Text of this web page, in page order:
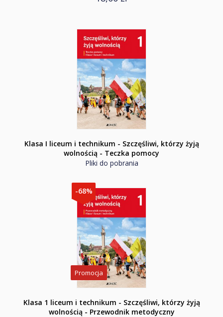
Klasa I liceum i technikum - Szczęśliwi, którzy żyją
wolnością - Teczka pomocy
Pliki do pobrania
-68%
Promocja
Klasa 1 liceum i technikum - Szczęśliwi, którzy żyją
wolnością - Przewodnik metodyczny